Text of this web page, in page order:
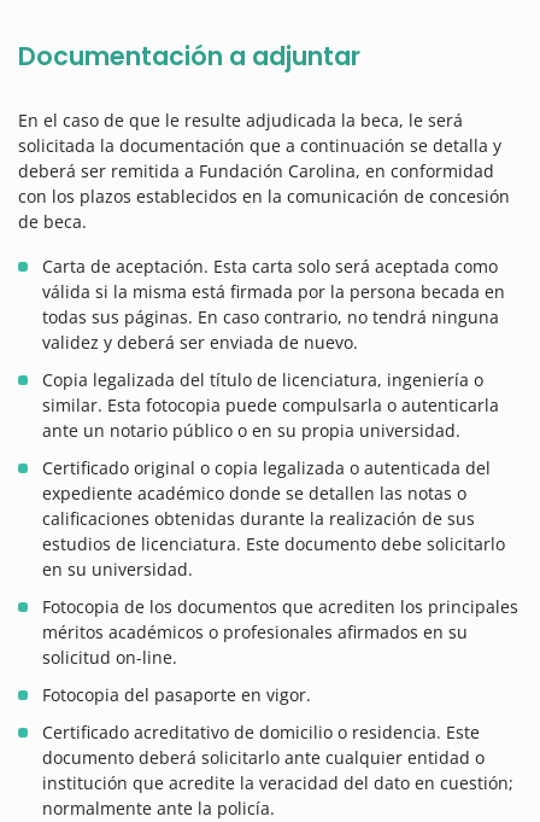
Documentación a adjuntar
En el caso de que le resulte adjudicada la beca, le será
solicitada la documentación que a continuación se detalla y
deberá ser remitida a Fundación Carolina, en conformidad
con los plazos establecidos en la comunicación de concesión
de beca.
Carta de aceptación. Esta carta solo será aceptada como
válida si la misma está firmada por la persona becada en
todas sus páginas. En caso contrario, no tendrá ninguna
validez y deberá ser enviada de nuevo.
Copia legalizada del título de licenciatura, ingeniería o
similar. Esta fotocopia puede compulsarla o autenticarla
ante un notario público o en su propia universidad.
Certificado original o copia legalizada o autenticada del
expediente académico donde se detallen las notas o
calificaciones obtenidas durante la realización de sus
estudios de licenciatura. Este documento debe solicitarlo
en su universidad.
Fotocopia de los documentos que acrediten los principales
méritos académicos o profesionales afirmados en su
solicitud on-line.
Fotocopia del pasaporte en vigor.
Certificado acreditativo de domicilio o residencia. Este
documento deberá solicitarlo ante cualquier entidad o
institución que acredite la veracidad del dato en cuestión;
normalmente ante la policía.